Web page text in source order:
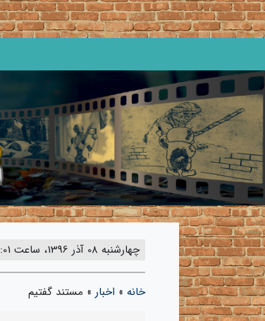
چهارشنبه 08 آذر 1396، ساعت 11:01
خانه » اخبار » مستند گفتیم